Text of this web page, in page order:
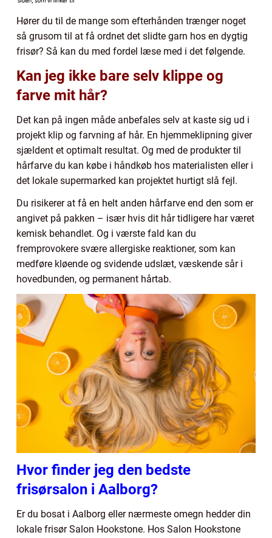
Hører du til de mange som efterhånden trænger noget
så grusom til at få ordnet det slidte garn hos en dygtig
frisør? Så kan du med fordel læse med i det følgende.
Kan jeg ikke bare selv klippe og
farve mit hår?
Det kan på ingen måde anbefales selv at kaste sig ud i
projekt klip og farvning af hår. En hjemmeklipning giver
sjældent et optimalt resultat. Og med de produkter til
hårfarve du kan købe i håndkøb hos materialisten eller i
det lokale supermarked kan projektet hurtigt slå fejl.
Du risikerer at få en helt anden hårfarve end den som er
angivet på pakken – især hvis dit hår tidligere har været
kemisk behandlet. Og i værste fald kan du
fremprovokere svære allergiske reaktioner, som kan
medføre kløende og svidende udslæt, væskende sår i
hovedbunden, og permanent hårtab.
Hvor finder jeg den bedste
frisørsalon i Aalborg?
Er du bosat i Aalborg eller nærmeste omegn hedder din
lokale frisør Salon Hookstone. Hos Salon Hookstone